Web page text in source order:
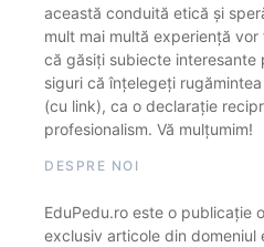
această conduită etică și
mult mai multă experiență
că găsiți subiecte interesante
siguri că înțelegeți
(cu link), ca o declarație
profesionalism. Vă mulțumim!
DESPRE NOI
EduPedu.ro este o publicație
exclusiv articole din domeniul